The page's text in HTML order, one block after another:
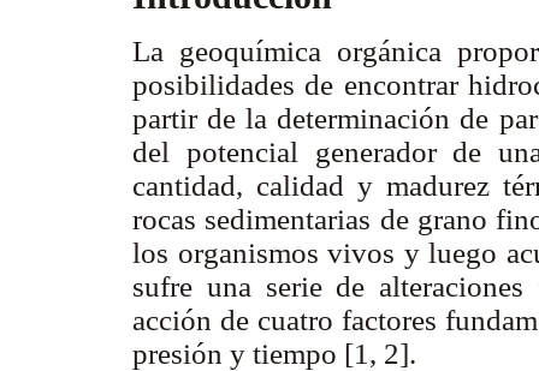
La geoquímica orgánica
posibilidades de encontrar
partir de la determinación de
del potencial generador de
cantidad, calidad y madurez
rocas sedimentarias de grano
los organismos vivos y luego
sufre una serie de
acción de cuatro factores
presión y tiempo [1, 2].